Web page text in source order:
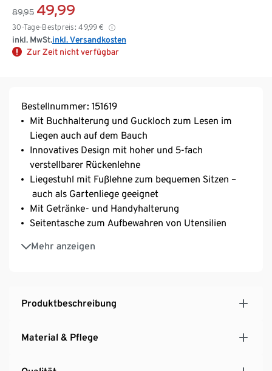
89,95 49,99
30-Tage-Bestpreis: 49,99 €
inkl. MwSt.inkl. Versandkosten
Zur Zeit nicht verfügbar
Bestellnummer: 151619
Mit Buchhalterung und Guckloch zum Lesen im
Liegen auch auf dem Bauch
Innovatives Design mit hoher und 5-fach
verstellbarer Rückenlehne
Liegestuhl mit Fußlehne zum bequemen Sitzen –
auch als Gartenliege geeignet
Mit Getränke- und Handyhalterung
Seitentasche zum Aufbewahren von Utensilien
Mehr anzeigen
Verstellbares, abnehmbares Kissen
Wetterfestes, strapazierfähiges Polyestergewebe
platzsparend verstaubar
Ideal für den Besuch am Strand, im Park oder für
Produktbeschreibung
Material & Pflege